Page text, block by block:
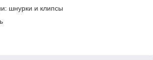
шнурки и клипсы